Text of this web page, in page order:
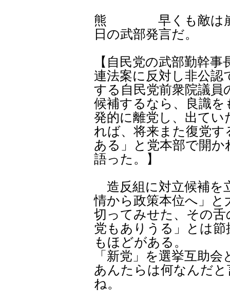
熊 早くも敵は崩れ
日の武部発言だ。
【自民党の武部勤幹
連法案に反対し非公認
する自民党前衆院議
候補するなら、良識を
発的に離党し、出て
れば、将来また復党す
ある」と党本部で開
語った。】
造反組に対立候補を
情から政策本位へ」と
切ってみせた、その
党もありうる」とは
もほどがある。
「新党」を選挙互助
あんたらは何なんだ
ね。